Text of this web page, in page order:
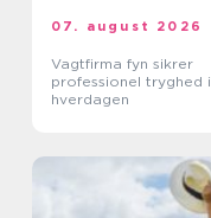
07. august 2026
Vagtfirma fyn sikrer
professionel tryghed i
hverdagen